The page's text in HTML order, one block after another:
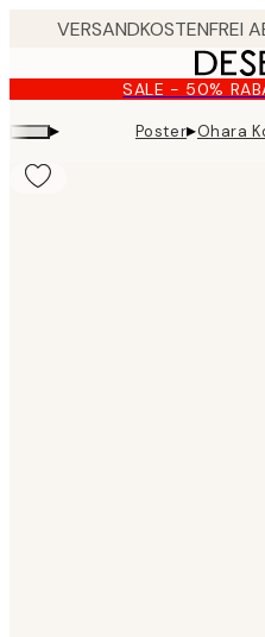
content.
SALE - 50%
▸ Poster▸Ohara